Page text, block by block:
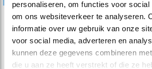
personaliseren, om functies voor social
om ons websiteverkeer te analyseren.
informatie over uw gebruik van onze
voor social media, adverteren en
kunnen deze gegevens combineren
die u aan ze heeft verstrekt of die ze
Verdieping
Op zoek naar Selja
08.08.19Fins onderzoek naar de